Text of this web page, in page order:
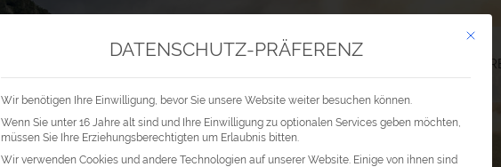
Mit
DATENSCHUTZ-PRÄFERENZ
Wir benötigen Ihre Einwilligung, bevor Sie unsere Website weiter besuchen können.
Wenn Sie unter 16 Jahre alt sind und Ihre Einwilligung zu optionalen Services geben möchten,
müssen Sie Ihre Erziehungsberechtigten um Erlaubnis bitten.
Wir verwenden Cookies und andere Technologien auf unserer Website. Einige von ihnen sind